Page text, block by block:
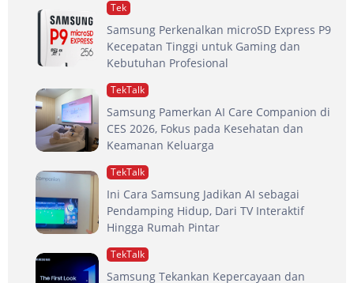
Tek
Samsung Perkenalkan microSD Express P9
Kecepatan Tinggi untuk Gaming dan
Kebutuhan Profesional
TekTalk
Samsung Pamerkan AI Care Companion di
CES 2026, Fokus pada Kesehatan dan
Keamanan Keluarga
TekTalk
Ini Cara Samsung Jadikan AI sebagai
Pendamping Hidup, Dari TV Interaktif
Hingga Rumah Pintar
TekTalk
Samsung Tekankan Kepercayaan dan